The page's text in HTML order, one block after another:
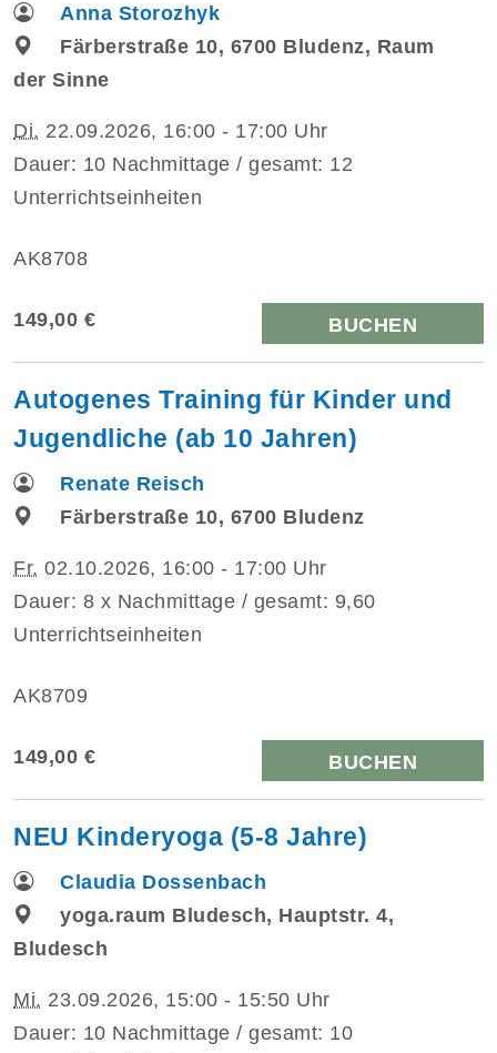
Anna Storozhyk
Färberstraße 10, 6700 Bludenz, Raum
der Sinne
Di. 22.09.2026, 16:00 - 17:00 Uhr
Dauer: 10 Nachmittage / gesamt: 12
Unterrichtseinheiten
AK8708
149,00 € BUCHEN
Autogenes Training für Kinder und
Jugendliche (ab 10 Jahren)
Renate Reisch
Färberstraße 10, 6700 Bludenz
Fr. 02.10.2026, 16:00 - 17:00 Uhr
Dauer: 8 x Nachmittage / gesamt: 9,60
Unterrichtseinheiten
AK8709
149,00 € BUCHEN
NEU Kinderyoga (5-8 Jahre)
Claudia Dossenbach
yoga.raum Bludesch, Hauptstr. 4,
Bludesch
Mi. 23.09.2026, 15:00 - 15:50 Uhr
Dauer: 10 Nachmittage / gesamt: 10